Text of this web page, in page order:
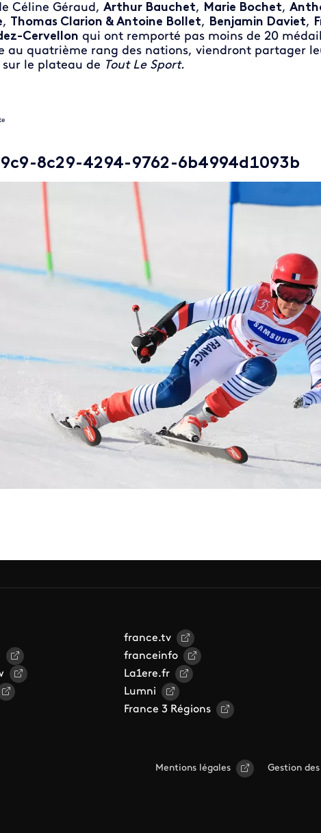
Céline Géraud, Arthur Bauchet, Marie Bochet,
, Thomas Clarion & Antoine Bollet, Benjamin Daviet,
Cervellon qui ont remporté pas moins de 20
au quatrième rang des nations, viendront partager
le plateau de Tout Le Sport.
8c29-4294-9762-6b4994d1093b
france.tv
franceinfo
La1ere.fr
Lumni
France 3 Régions
Mentions légales Gestion